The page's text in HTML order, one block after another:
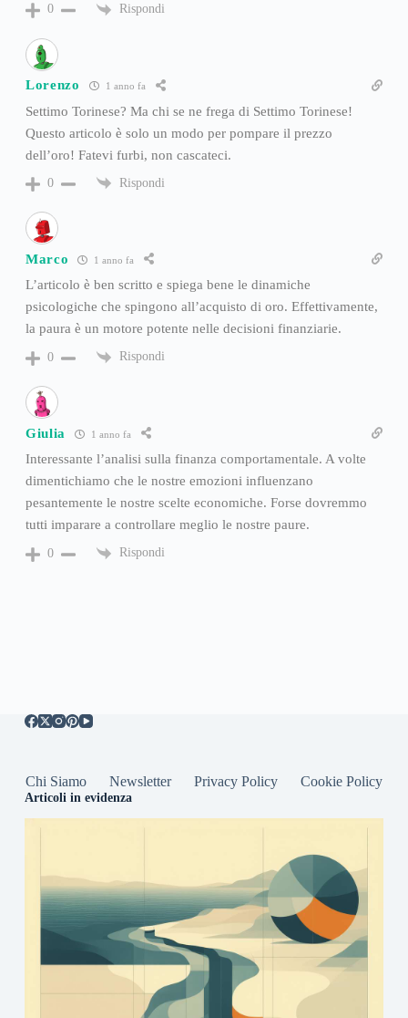
0 Rispondi
Lorenzo 1 anno fa
Settimo Torinese? Ma chi se ne frega di Settimo Torinese!
Questo articolo è solo un modo per pompare il prezzo
dell’oro! Fatevi furbi, non cascateci.
0 Rispondi
Marco 1 anno fa
L’articolo è ben scritto e spiega bene le dinamiche
psicologiche che spingono all’acquisto di oro. Effettivamente,
la paura è un motore potente nelle decisioni finanziarie.
0 Rispondi
Giulia 1 anno fa
Interessante l’analisi sulla finanza comportamentale. A volte
dimentichiamo che le nostre emozioni influenzano
pesantemente le nostre scelte economiche. Forse dovremmo
tutti imparare a controllare meglio le nostre paure.
0 Rispondi
Chi Siamo Newsletter Privacy Policy Cookie Policy
Articoli in evidenza